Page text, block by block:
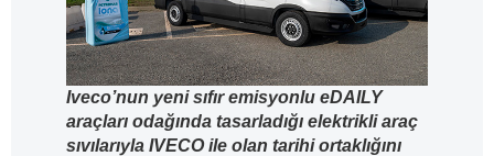
Iveco’nun yeni sıfır emisyonlu eDAILY
araçları odağında tasarladığı elektrikli araç
sıvılarıyla IVECO ile olan tarihi ortaklığını